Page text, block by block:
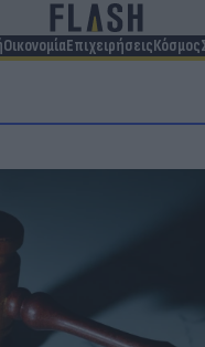
ΟικονομίαΕπιχειρήσειςΚόσμος